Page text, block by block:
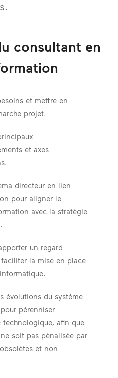
consultant en
et mettre en
projet.
et axes
directeur en lien
pour aligner le
avec la stratégie
un regard
faciliter la mise en place
évolutions du système
pérenniser
technologique, afin que
soit pas pénalisée par
et non